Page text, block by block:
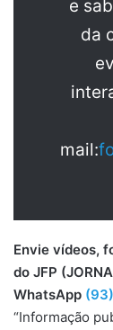
e
da
mail:
Envie vídeos,
do JFP
WhatsApp
“Informação